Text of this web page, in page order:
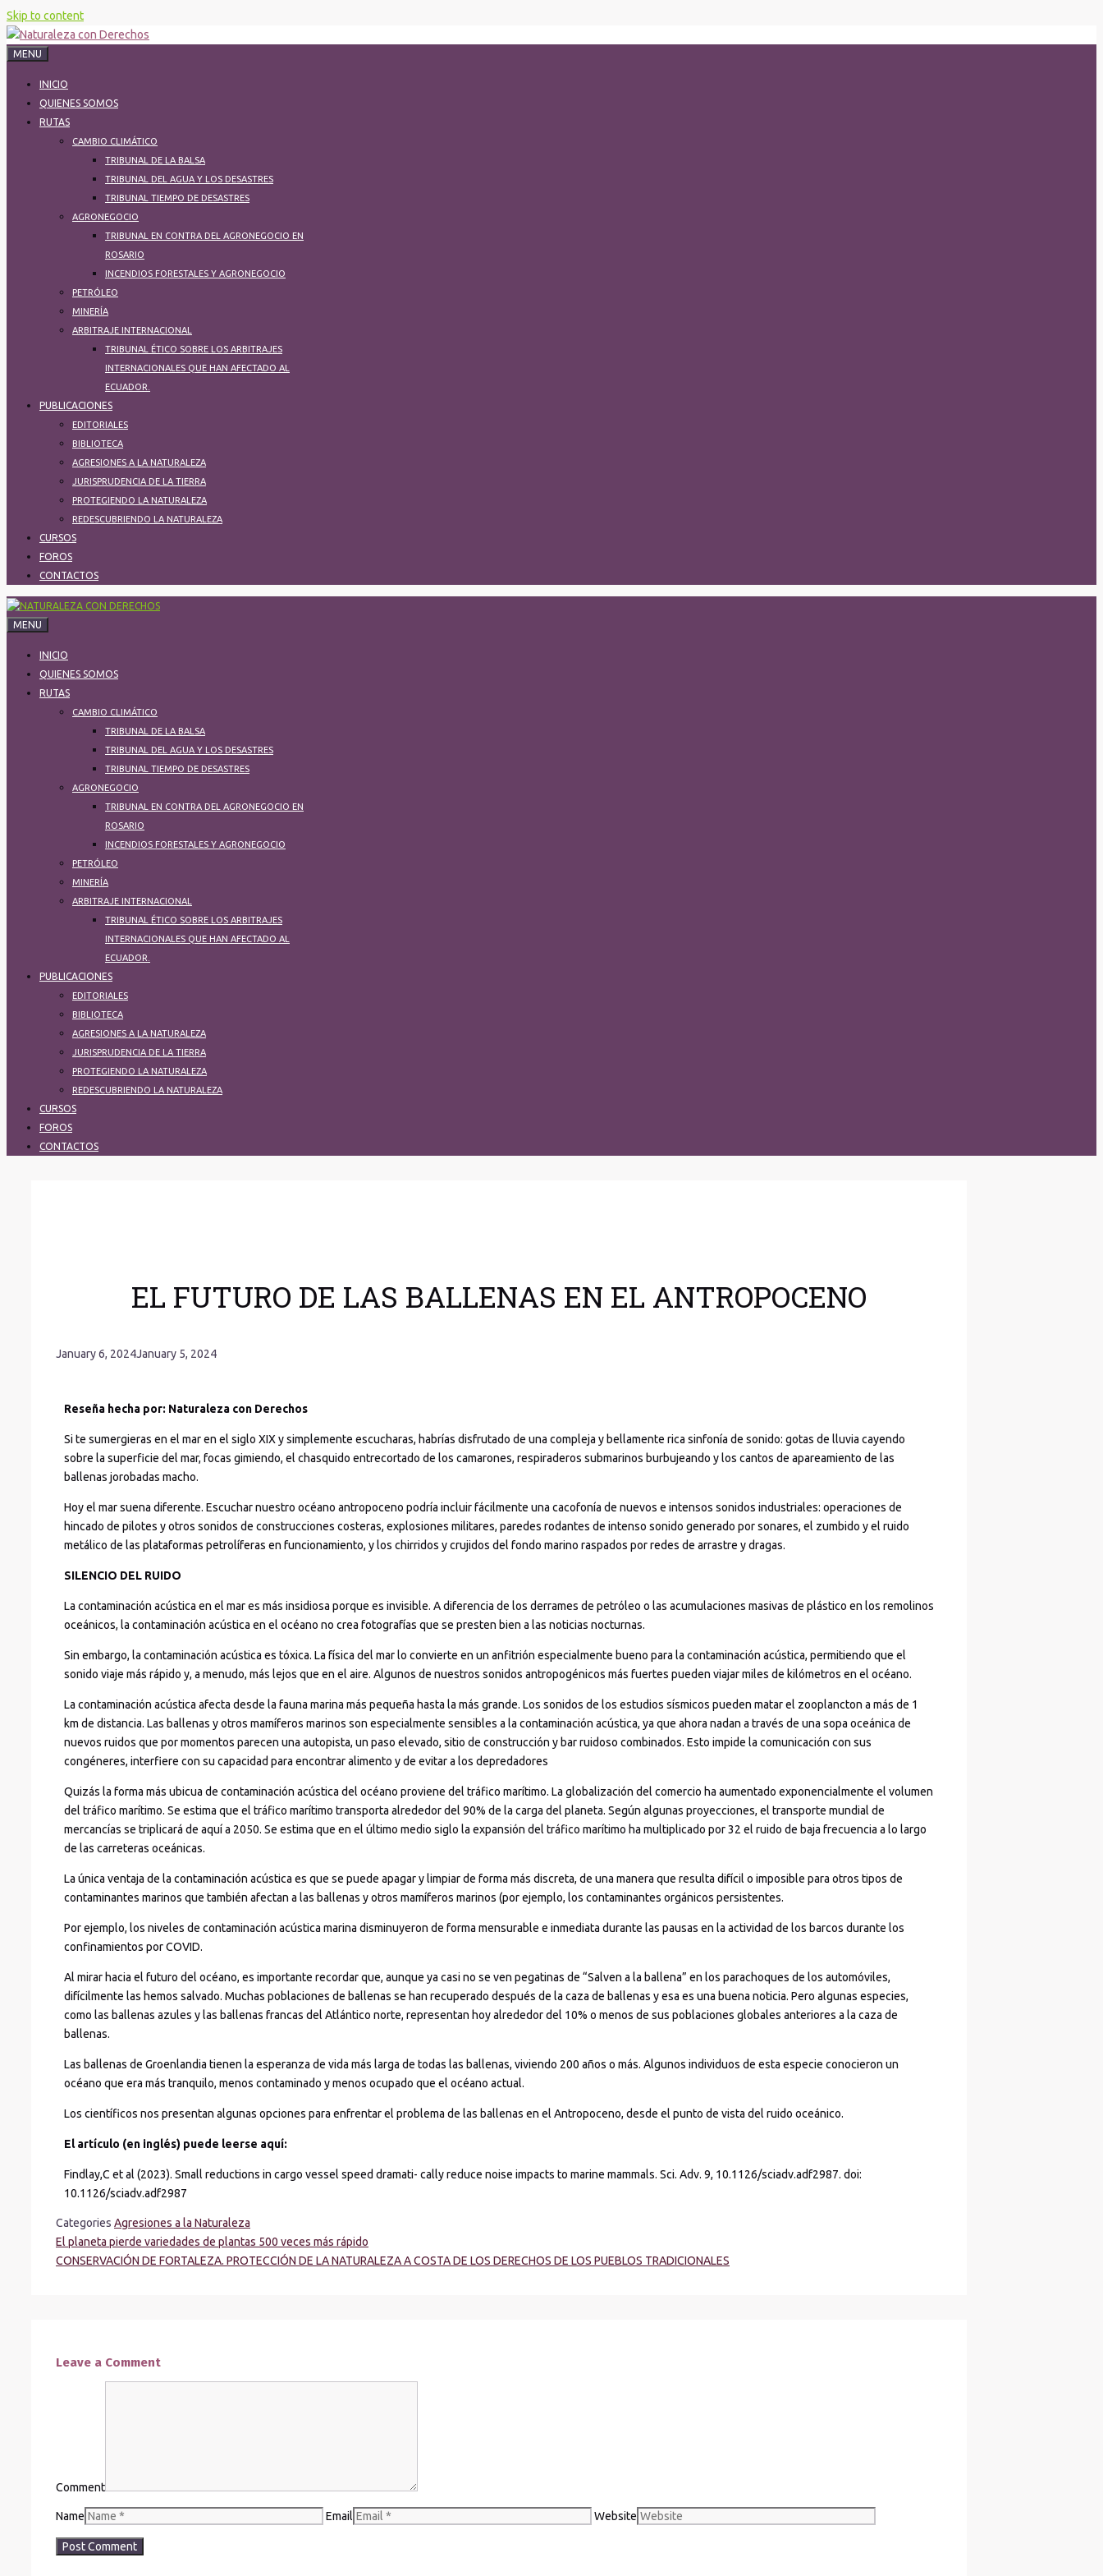
Skip to content
MENU
INICIO
QUIENES SOMOS
RUTAS
CAMBIO CLIMÁTICO
TRIBUNAL DE LA BALSA
TRIBUNAL DEL AGUA Y LOS DESASTRES
TRIBUNAL TIEMPO DE DESASTRES
AGRONEGOCIO
TRIBUNAL EN CONTRA DEL AGRONEGOCIO EN
ROSARIO
INCENDIOS FORESTALES Y AGRONEGOCIO
PETRÓLEO
MINERÍA
ARBITRAJE INTERNACIONAL
TRIBUNAL ÉTICO SOBRE LOS ARBITRAJES
INTERNACIONALES QUE HAN AFECTADO AL
ECUADOR.
PUBLICACIONES
EDITORIALES
BIBLIOTECA
AGRESIONES A LA NATURALEZA
JURISPRUDENCIA DE LA TIERRA
PROTEGIENDO LA NATURALEZA​
REDESCUBRIENDO LA NATURALEZA
CURSOS
FOROS
CONTACTOS
MENU
INICIO
QUIENES SOMOS
RUTAS
CAMBIO CLIMÁTICO
TRIBUNAL DE LA BALSA
TRIBUNAL DEL AGUA Y LOS DESASTRES
TRIBUNAL TIEMPO DE DESASTRES
AGRONEGOCIO
TRIBUNAL EN CONTRA DEL AGRONEGOCIO EN
ROSARIO
INCENDIOS FORESTALES Y AGRONEGOCIO
PETRÓLEO
MINERÍA
ARBITRAJE INTERNACIONAL
TRIBUNAL ÉTICO SOBRE LOS ARBITRAJES
INTERNACIONALES QUE HAN AFECTADO AL
ECUADOR.
PUBLICACIONES
EDITORIALES
BIBLIOTECA
AGRESIONES A LA NATURALEZA
JURISPRUDENCIA DE LA TIERRA
PROTEGIENDO LA NATURALEZA​
REDESCUBRIENDO LA NATURALEZA
CURSOS
FOROS
CONTACTOS
EL FUTURO DE LAS BALLENAS EN EL ANTROPOCENO
January 6, 2024January 5, 2024
Reseña hecha por: Naturaleza con Derechos
Si te sumergieras en el mar en el siglo XIX y simplemente escucharas, habrías disfrutado de una compleja y bellamente rica sinfonía de sonido: gotas de lluvia cayendo
sobre la superficie del mar, focas gimiendo, el chasquido entrecortado de los camarones, respiraderos submarinos burbujeando y los cantos de apareamiento de las
ballenas jorobadas macho.
Hoy el mar suena diferente. Escuchar nuestro océano antropoceno podría incluir fácilmente una cacofonía de nuevos e intensos sonidos industriales: operaciones de
hincado de pilotes y otros sonidos de construcciones costeras, explosiones militares, paredes rodantes de intenso sonido generado por sonares, el zumbido y el ruido
metálico de las plataformas petrolíferas en funcionamiento, y los chirridos y crujidos del fondo marino raspados por redes de arrastre y dragas.
SILENCIO DEL RUIDO
La contaminación acústica en el mar es más insidiosa porque es invisible. A diferencia de los derrames de petróleo o las acumulaciones masivas de plástico en los remolinos
oceánicos, la contaminación acústica en el océano no crea fotografías que se presten bien a las noticias nocturnas.
Sin embargo, la contaminación acústica es tóxica. La física del mar lo convierte en un anfitrión especialmente bueno para la contaminación acústica, permitiendo que el
sonido viaje más rápido y, a menudo, más lejos que en el aire. Algunos de nuestros sonidos antropogénicos más fuertes pueden viajar miles de kilómetros en el océano.
La contaminación acústica afecta desde la fauna marina más pequeña hasta la más grande. Los sonidos de los estudios sísmicos pueden matar el zooplancton a más de 1
km de distancia. Las ballenas y otros mamíferos marinos son especialmente sensibles a la contaminación acústica, ya que ahora nadan a través de una sopa oceánica de
nuevos ruidos que por momentos parecen una autopista, un paso elevado, sitio de construcción y bar ruidoso combinados. Esto impide la comunicación con sus
congéneres, interfiere con su capacidad para encontrar alimento y de evitar a los depredadores
Quizás la forma más ubicua de contaminación acústica del océano proviene del tráfico marítimo. La globalización del comercio ha aumentado exponencialmente el volumen
del tráfico marítimo. Se estima que el tráfico marítimo transporta alrededor del 90% de la carga del planeta. Según algunas proyecciones, el transporte mundial de
mercancías se triplicará de aquí a 2050. Se estima que en el último medio siglo la expansión del tráfico marítimo ha multiplicado por 32 el ruido de baja frecuencia a lo largo
de las carreteras oceánicas.
La única ventaja de la contaminación acústica es que se puede apagar y limpiar de forma más discreta, de una manera que resulta difícil o imposible para otros tipos de
contaminantes marinos que también afectan a las ballenas y otros mamíferos marinos (por ejemplo, los contaminantes orgánicos persistentes.
Por ejemplo, los niveles de contaminación acústica marina disminuyeron de forma mensurable e inmediata durante las pausas en la actividad de los barcos durante los
confinamientos por COVID.
Al mirar hacia el futuro del océano, es importante recordar que, aunque ya casi no se ven pegatinas de “Salven a la ballena” en los parachoques de los automóviles,
difícilmente las hemos salvado. Muchas poblaciones de ballenas se han recuperado después de la caza de ballenas y esa es una buena noticia. Pero algunas especies,
como las ballenas azules y las ballenas francas del Atlántico norte, representan hoy alrededor del 10% o menos de sus poblaciones globales anteriores a la caza de
ballenas.
Las ballenas de Groenlandia tienen la esperanza de vida más larga de todas las ballenas, viviendo 200 años o más. Algunos individuos de esta especie conocieron un
océano que era más tranquilo, menos contaminado y menos ocupado que el océano actual.
Los científicos nos presentan algunas opciones para enfrentar el problema de las ballenas en el Antropoceno, desde el punto de vista del ruido oceánico.
El artículo (en inglés) puede leerse aquí:
Findlay,C et al (2023). Small reductions in cargo vessel speed dramati- cally reduce noise impacts to marine mammals. Sci. Adv. 9, 10.1126/sciadv.adf2987. doi:
10.1126/sciadv.adf2987
Categories Agresiones a la Naturaleza
El planeta pierde variedades de plantas 500 veces más rápido
CONSERVACIÓN DE FORTALEZA. PROTECCIÓN DE LA NATURALEZA A COSTA DE LOS DERECHOS DE LOS PUEBLOS TRADICIONALES
Leave a Comment
Comment
Name Email Website